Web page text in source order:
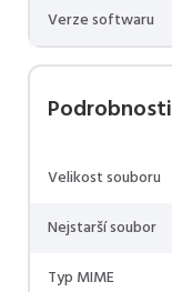
Verze softwaru
Podrobnosti
Velikost souboru
Nejstarší soubor
Typ MIME